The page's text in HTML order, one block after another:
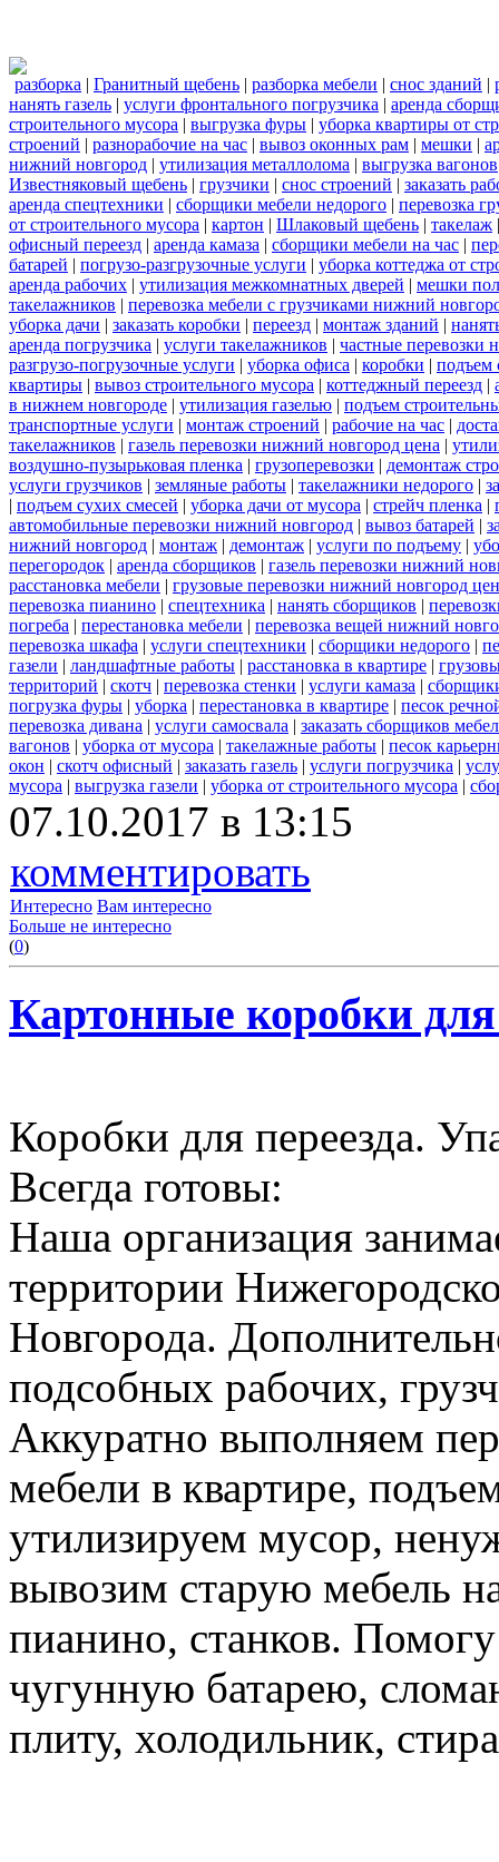
разборка | Гранитный щебень | разборка мебели | снос зданий |
нанять газель | услуги фронтального погрузчика | аренда
строительного мусора | выгрузка фуры | уборка квартиры от
строений | разнорабочие на час | вывоз оконных рам | мешки |
нижний новгород | утилизация металлолома | выгрузка вагонов
Известняковый щебень | грузчики | снос строений | заказать
аренда спецтехники | сборщики мебели недорого | перевозка
от строительного мусора | картон | Шлаковый щебень | такелаж
офисный переезд | аренда камаза | сборщики мебели на час |
батарей | погрузо-разгрузочные услуги | уборка коттеджа от
аренда рабочих | утилизация межкомнатных дверей | мешки
такелажников | перевозка мебели с грузчиками нижний
уборка дачи | заказать коробки | переезд | монтаж зданий |
аренда погрузчика | услуги такелажников | частные перевозки
разгрузо-погрузочные услуги | уборка офиса | коробки | подъем
квартиры | вывоз строительного мусора | коттеджный переезд |
в нижнем новгороде | утилизация газелью | подъем
транспортные услуги | монтаж строений | рабочие на час |
такелажников | газель перевозки нижний новгород цена |
воздушно-пузырьковая пленка | грузоперевозки | демонтаж
услуги грузчиков | земляные работы | такелажники недорого |
| подъем сухих смесей | уборка дачи от мусора | стрейч пленка |
автомобильные перевозки нижний новгород | вывоз батарей |
нижний новгород | монтаж | демонтаж | услуги по подъему |
перегородок | аренда сборщиков | газель перевозки нижний
расстановка мебели | грузовые перевозки нижний новгород
перевозка пианино | спецтехника | нанять сборщиков |
погреба | перестановка мебели | перевозка вещей нижний
перевозка шкафа | услуги спецтехники | сборщики недорого |
газели | ландшафтные работы | расстановка в квартире |
территорий | скотч | перевозка стенки | услуги камаза |
погрузка фуры | уборка | перестановка в квартире | песок
перевозка дивана | услуги самосвала | заказать сборщиков
вагонов | уборка от мусора | такелажные работы | песок
окон | скотч офисный | заказать газель | услуги погрузчика |
мусора | выгрузка газели | уборка от строительного мусора |
07.10.2017 в 13:15
комментировать
Интересно Вам интересно
Больше не интересно
(0)
Картонные коробки для
Коробки для переезда.
Всегда готовы:
Наша организация
территории
Новгорода.
подсобных рабочих,
Аккуратно выполняем
мебели в квартире,
утилизируем мусор,
вывозим старую мебель
пианино, станков.
чугунную батарею,
плиту, холодильник,